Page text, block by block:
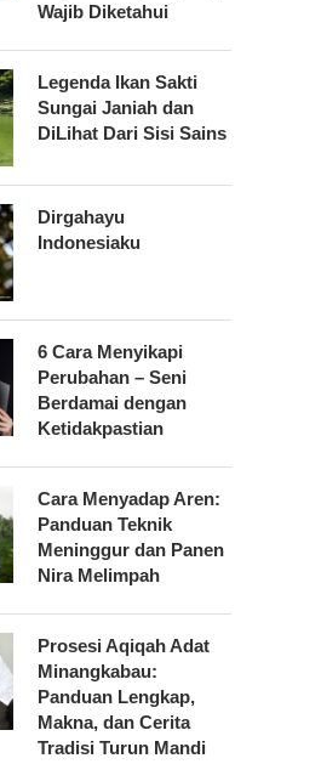
Wajib Diketahui
Legenda Ikan Sakti
Sungai Janiah dan
DiLihat Dari Sisi Sains
Dirgahayu
Indonesiaku
6 Cara Menyikapi
Perubahan – Seni
Berdamai dengan
Ketidakpastian
Cara Menyadap Aren:
Panduan Teknik
Meninggur dan Panen
Nira Melimpah
Prosesi Aqiqah Adat
Minangkabau:
Panduan Lengkap,
Makna, dan Cerita
Tradisi Turun Mandi